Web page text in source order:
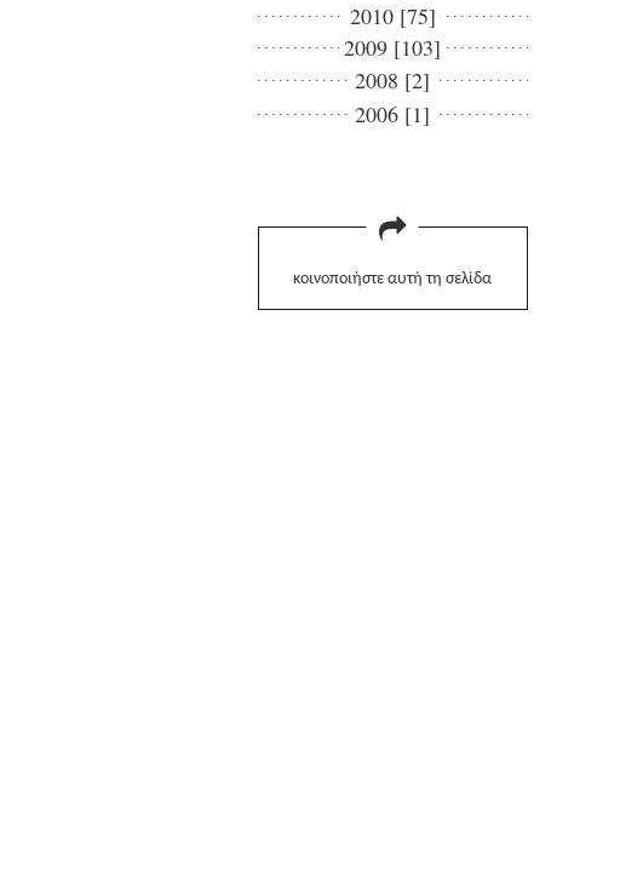
2010 [75]
2009 [103]
2008 [2]
2006 [1]
κοινοποιήστε αυτή τη σελίδα